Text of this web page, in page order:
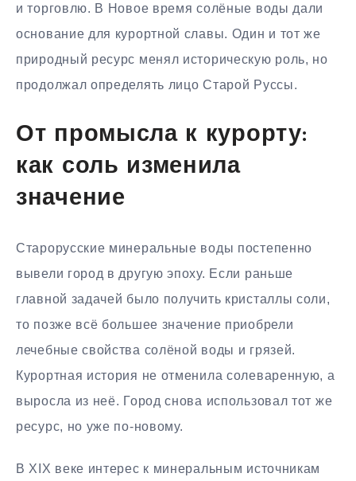
и торговлю. В Новое время солёные воды дали
основание для курортной славы. Один и тот же
природный ресурс менял историческую роль, но
продолжал определять лицо Старой Руссы.
От промысла к курорту:
как соль изменила
значение
Старорусские минеральные воды постепенно
вывели город в другую эпоху. Если раньше
главной задачей было получить кристаллы соли,
то позже всё большее значение приобрели
лечебные свойства солёной воды и грязей.
Курортная история не отменила солеваренную, а
выросла из неё. Город снова использовал тот же
ресурс, но уже по-новому.
В XIX веке интерес к минеральным источникам